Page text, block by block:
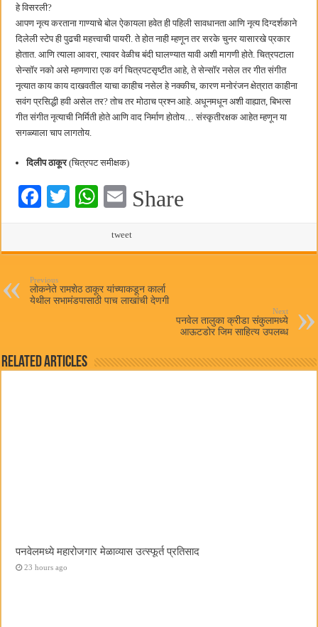
हे विसरली?
आपण नृत्य करताना गाण्याचे बोल ऐकायला हवेत ही पहिली सावधानता आणि नृत्य दिग्दर्शकाने
दिलेली स्टेप ही पुढची महत्त्वाची पायरी. ते होत नाही म्हणून तर सरके चुनर यासारखे प्रकार
होतात. आणि त्याला आवरा, त्यावर वेळीच बंदी घालण्यात यावी अशी मागणी होते. चित्रपटाला
सेन्सॉर नको असे म्हणणारा एक वर्ग चित्रपटसृष्टीत आहे, ते सेन्सॉर नसेल तर गीत संगीत
नृत्यात काय काय दाखवतील याचा काहीच नसेल हे नक्कीच, कारण मनोरंजन क्षेत्रात काहीना
सवंग प्रसिद्धी हवी असेल तर? तोच तर मोठाच प्रश्न आहे. अधूनमधून अशी वाह्यात, बिभत्स
गीत संगीत नृत्याची निर्मिती होते आणि वाद निर्माण होतोय… संस्कृतीरक्षक आहेत म्हणून या
सगळ्याला चाप लागतोय.
दिलीप ठाकूर(चित्रपट समीक्षक)
Fa T
W
ts
pp
E
ail
Share
tweet
Previous
लोकनेते रामशेठ ठाकूर यांच्याकडून कार्ला
येथील सभामंडपासाठी पाच लाखांची देणगी
Next
पनवेल तालुका क्रीडा संकुलामध्ये
आऊटडोर जिम साहित्य उपलब्ध
Related Articles
पनवेलमध्ये महारोजगार मेळाव्यास उत्स्फूर्त प्रतिसाद
23 hours ago